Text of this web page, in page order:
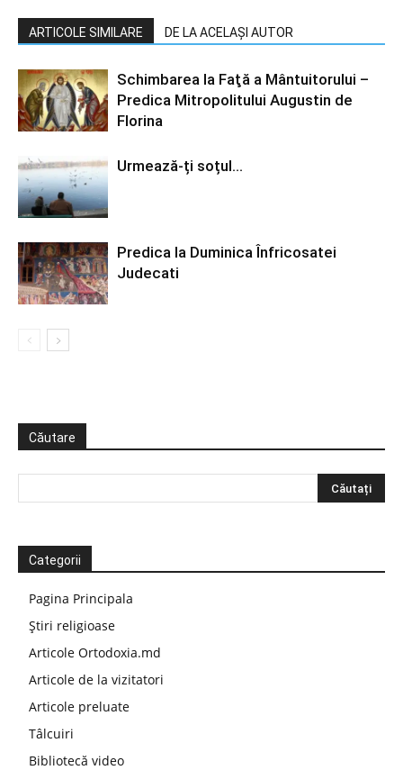
ARTICOLE SIMILARE DE LA ACELAȘI AUTOR
Schimbarea la Faţă a Mântuitorului –
Predica Mitropolitului Augustin de
Florina
Urmează-ți soțul…
Predica la Duminica Înfricosatei
Judecati
Căutare
Categorii
Pagina Principala
Știri religioase
Articole Ortodoxia.md
Articole de la vizitatori
Articole preluate
Tâlcuiri
Bibliotecă video